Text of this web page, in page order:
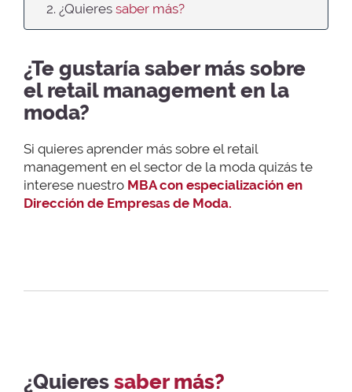
2. ¿Quieres saber más?
¿Te gustaría saber más sobre
el retail management en la
moda?
Si quieres aprender más sobre el retail
management en el sector de la moda quizás te
interese nuestro MBA con especialización en
Dirección de Empresas de Moda.
¿Quieressaber más?